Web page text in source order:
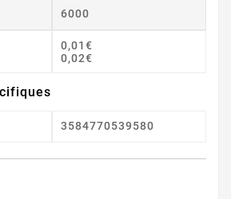
6000
0,01€
0,02€
3584770539580